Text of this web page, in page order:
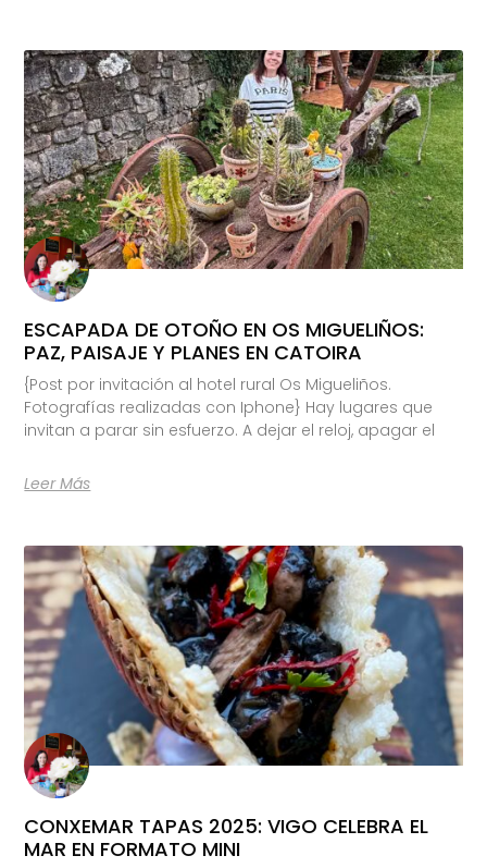
ESCAPADA DE OTOÑO EN OS MIGUELIÑOS:
PAZ, PAISAJE Y PLANES EN CATOIRA
{Post por invitación al hotel rural Os Migueliños.
Fotografías realizadas con Iphone} Hay lugares que
invitan a parar sin esfuerzo. A dejar el reloj, apagar el
Leer Más
CONXEMAR TAPAS 2025: VIGO CELEBRA EL
MAR EN FORMATO MINI